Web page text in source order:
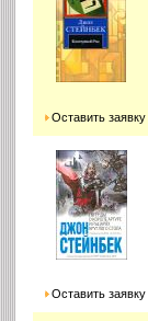
Оставить заявку
Оставить заявку